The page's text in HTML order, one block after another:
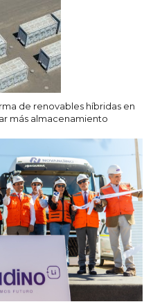
de renovables híbridas en
más almacenamiento